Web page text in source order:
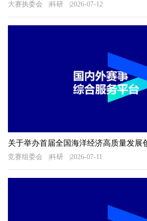
大赛执委会 科研 2026-07-12
关于举办首届全国海洋经济高质量发展
竞赛组委会 科研 2026-07-11